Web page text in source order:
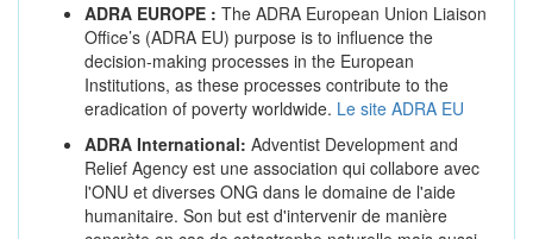
ADRA EUROPE : The ADRA European Union Liaison
Office’s (ADRA EU) purpose is to influence the
decision-making processes in the European
Institutions, as these processes contribute to the
eradication of poverty worldwide. Le site ADRA EU
ADRA International: Adventist Development and
Relief Agency est une association qui collabore avec
l'ONU et diverses ONG dans le domaine de l'aide
humanitaire. Son but est d'intervenir de manière